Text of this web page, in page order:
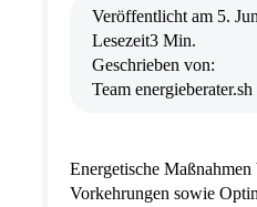
Veröffentlicht am 5.
Lesezeit3 Min.
Geschrieben von:
Team energieberater.sh
Energetische Maßnahmen
Vorkehrungen sowie